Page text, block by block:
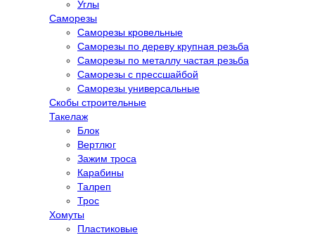
Углы
Саморезы
Саморезы кровельные
Саморезы по дереву крупная резьба
Саморезы по металлу частая резьба
Саморезы с прессшайбой
Саморезы универсальные
Скобы строительные
Такелаж
Блок
Вертлюг
Зажим троса
Карабины
Талреп
Трос
Хомуты
Пластиковые